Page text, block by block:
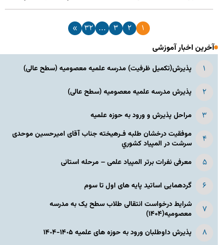
۱ ۲ ۳ … ۳۲ »
آخرین اخبار آموزشی
پذیرش(تکمیل ظرفیت) مدرسه علمیه معصومیه‌ (سطح عالی)
پذیرش مدرسه علمیه معصومیه‌ (سطح عالی)
مراحل پذیرش و ورود به حوزه علمیه
موفقیت درخشان طلبه فـرهیخته جناب آقای امیرحسین موحدی
سرشت در المپياد كشوري
معرفی نفرات برتر المپیاد علمی – مرحله استانی
گردهمایی اساتید پایه های اول تا سوم
شرایط درخواست انتقالی طلاب سطح یک به مدرسه
معصومیه(۱۴۰۴)
پذیرش داوطلبان ورود به حوزه های علمیه ١۴٠۵-١۴٠۴